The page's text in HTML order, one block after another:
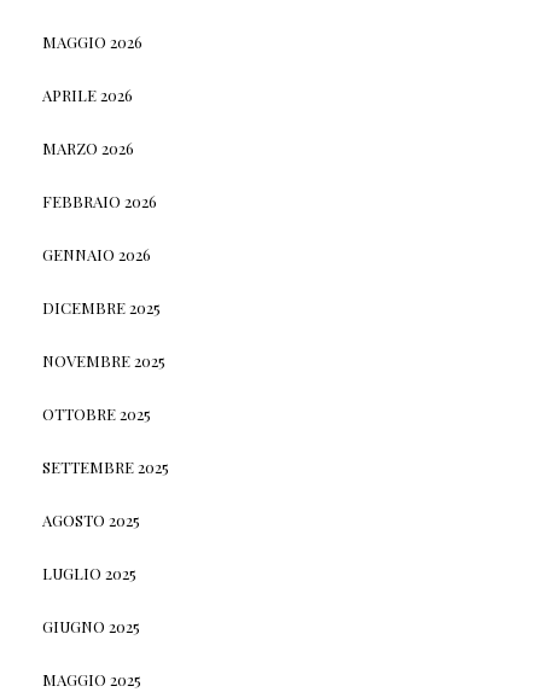
MAGGIO 2026
APRILE 2026
MARZO 2026
FEBBRAIO 2026
GENNAIO 2026
DICEMBRE 2025
NOVEMBRE 2025
OTTOBRE 2025
SETTEMBRE 2025
AGOSTO 2025
LUGLIO 2025
GIUGNO 2025
MAGGIO 2025